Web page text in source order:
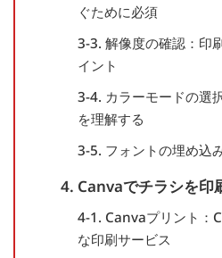
ぐために必須
3-3. 解像度の確認：印
イント
3-4. カラーモードの選
を理解する
3-5. フォントの埋め込
4. Canvaでチラシを印
4-1. Canvaプリント：
な印刷サービス